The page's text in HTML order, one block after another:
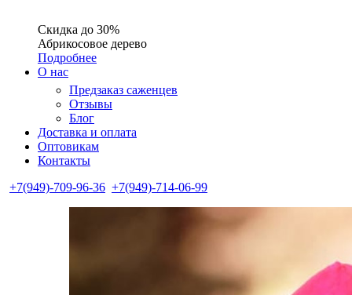
Скидка до 30%
Абрикосовое дерево
Подробнее
О нас
Предзаказ саженцев
Отзывы
Блог
Доставка и оплата
Оптовикам
Контакты
+7(949)-709-96-36 +7(949)-714-06-99